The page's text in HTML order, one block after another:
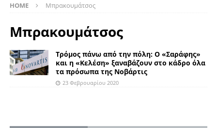
HOME Μπρακουμάτσος
Μπρακουμάτσος
Τρόμος πάνω από την πόλη: Ο «Σαράφης»
και η «Κελέση» ξαναβάζουν στο κάδρο όλα
τα πρόσωπα της Νοβάρτις
23 Φεβρουαρίου 2020